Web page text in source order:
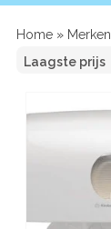
Home » Merken